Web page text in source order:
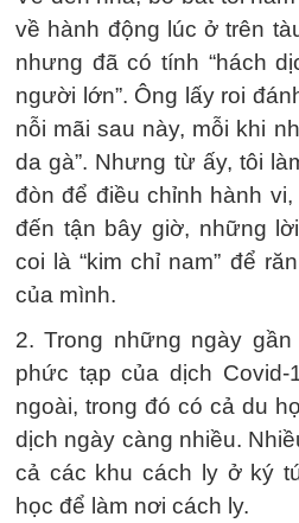
về hành động lúc ở trên
nhưng đã có tính “hách
người lớn”. Ông lấy roi
nỗi mãi sau này, mỗi khi
da gà”. Nhưng từ ấy, tôi
đòn để điều chỉnh hành
đến tận bây giờ, những
coi là “kim chỉ nam” để
của mình.
2. Trong những ngày
phức tạp của dịch
ngoài, trong đó có cả du
dịch ngày càng nhiều.
cả các khu cách ly ở ký
học để làm nơi cách ly.